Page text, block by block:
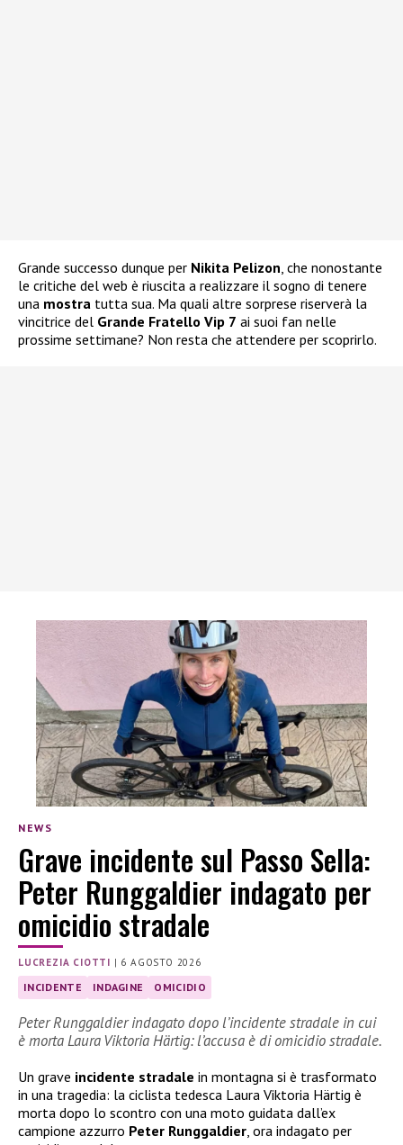
Grande successo dunque per Nikita Pelizon, che nonostante
le critiche del web è riuscita a realizzare il sogno di tenere
una mostra tutta sua. Ma quali altre sorprese riserverà la
vincitrice del Grande Fratello Vip 7 ai suoi fan nelle
prossime settimane? Non resta che attendere per scoprirlo.
NEWS
Grave incidente sul Passo Sella:
Peter Runggaldier indagato per
omicidio stradale
LUCREZIA CIOTTI | 6 AGOSTO 2026
INCIDENTE INDAGINE OMICIDIO
Peter Runggaldier indagato dopo l’incidente stradale in cui
è morta Laura Viktoria Härtig: l’accusa è di omicidio stradale.
Un grave incidente stradale in montagna si è trasformato
in una tragedia: la ciclista tedesca Laura Viktoria Härtig è
morta dopo lo scontro con una moto guidata dall’ex
campione azzurro Peter Runggaldier, ora indagato per